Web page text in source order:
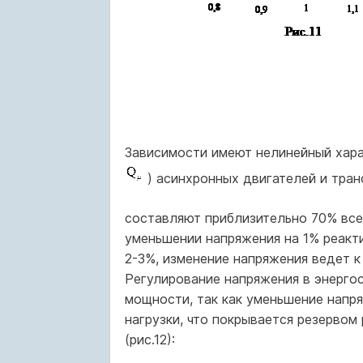
Зависимости имеют нелинейный
) асинхронных двигателей и
составляют приблизительно 70%
уменьшении напряжения на 1%
2-3%, изменение напряжения ведет
Регулирование напряжения в
мощности, так как уменьшение
нагрузки, что покрывается
(рис.12):